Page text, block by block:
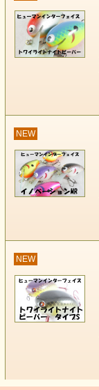
NEW
NEW